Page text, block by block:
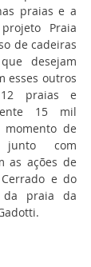
praias e a
Praia
de cadeiras
desejam
esses outros
praias e
15 mil
momento de
junto com
as ações de
e do
praia da